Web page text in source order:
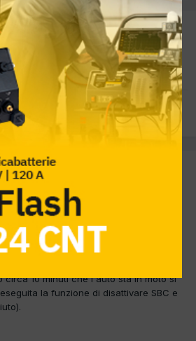
2002 2685cc w211
SBC ANOMALIA FRENI
2013
un problema con questa vettura:
in officina con la spia freni accesa,
e post.usurati, io ho sostituito pattini e
mercedes, ma la spia dopo un
circa 10 minuti che l'auto sta in moto si
la funzione di disattivare SBC e